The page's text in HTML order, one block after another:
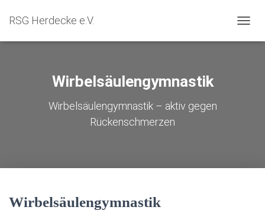
RSG Herdecke e.V.
Wirbelsäulengymnastik
Wirbelsäulengymnastik – aktiv gegen
Rückenschmerzen
Wirbelsäulengymnastik